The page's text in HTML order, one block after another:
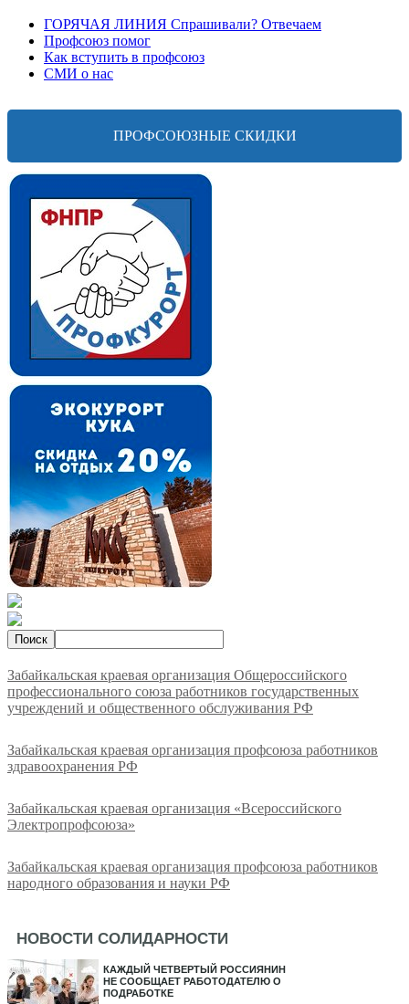
ГОРЯЧАЯ ЛИНИЯ Спрашивали? Отвечаем
Профсоюз помог
Как вступить в профсоюз
СМИ о нас
ПРОФСОЮЗНЫЕ СКИДКИ
Забайкальская краевая организация Общероссийского
профессионального союза работников государственных
учреждений и общественного обслуживания РФ
Забайкальская краевая организация профсоюза работников
здравоохранения РФ
Забайкальская краевая организация «Всероссийского
Электропрофсоюза»
Забайкальская краевая организация профсоюза работников
народного образования и науки РФ
НОВОСТИ СОЛИДАРНОСТИ
КАЖДЫЙ ЧЕТВЕРТЫЙ РОССИЯНИН
НЕ СООБЩАЕТ РАБОТОДАТЕЛЮ О
ПОДРАБОТКЕ